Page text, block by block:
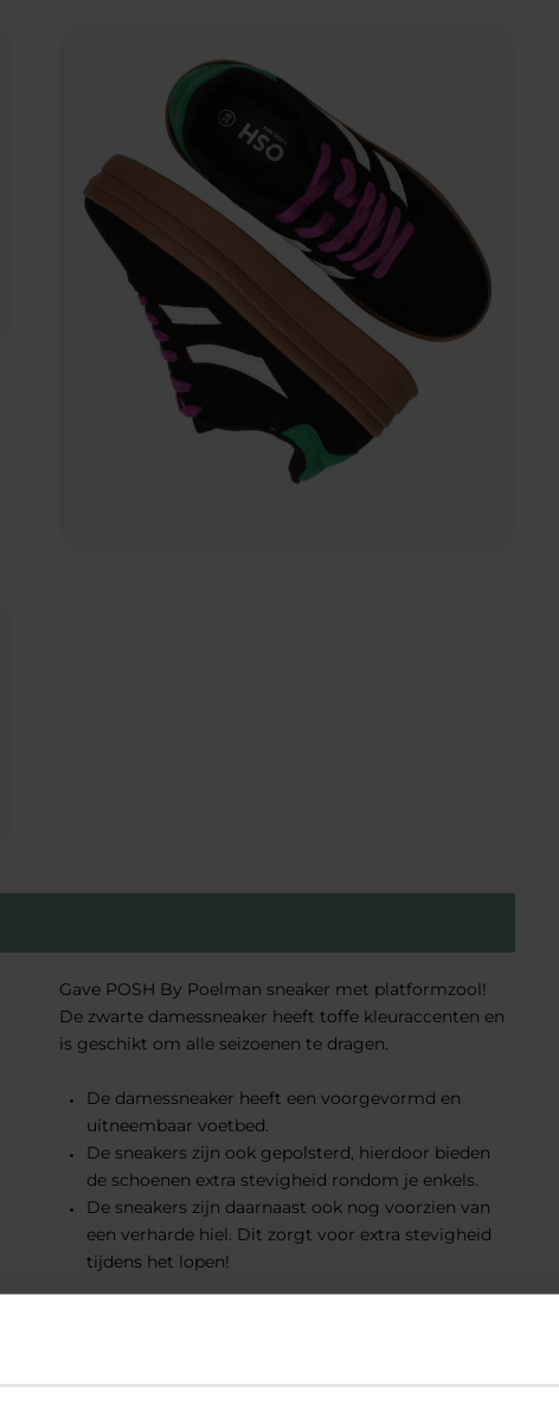
Gave POSH By Poelman sneaker met platformzool!
De zwarte damessneaker heeft toffe kleuraccenten en
is geschikt om alle seizoenen te dragen.
De damessneaker heeft een voorgevormd en
uitneembaar voetbed.
De sneakers zijn ook gepolsterd, hierdoor bieden
de schoenen extra stevigheid rondom je enkels.
De sneakers zijn daarnaast ook nog voorzien van
een verharde hiel. Dit zorgt voor extra stevigheid
tijdens het lopen!